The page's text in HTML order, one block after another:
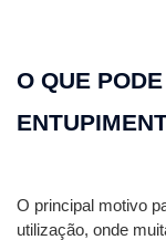
O QUE
O principal motivo
utilização, onde